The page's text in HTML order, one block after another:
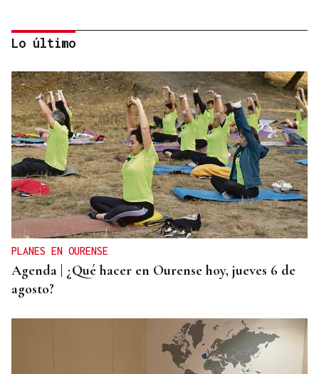
"FELIZ VIAJE AL MONSTRUO"
El Sol, la sangre y el Titanic: Así vivió La Región
el eclipse de 1912 en Ourense
Lo último
PLANES EN OURENSE
Agenda | ¿Qué hacer en Ourense hoy, jueves 6 de
agosto?